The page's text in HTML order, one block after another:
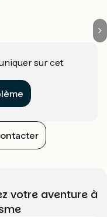
sur cet
votre aventure à